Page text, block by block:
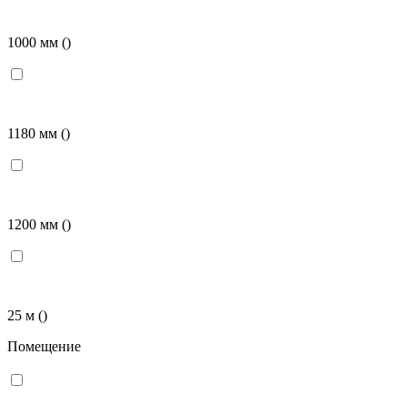
1000 мм ()
1180 мм ()
1200 мм ()
25 м ()
Помещение